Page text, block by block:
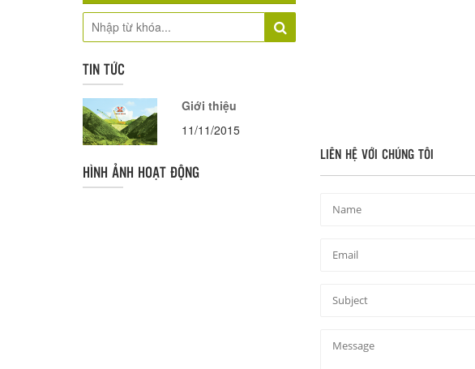
TIN TỨC
Giới thiệu
11/11/2015
HÌNH ẢNH HOẠT ĐỘNG
LIÊN HỆ VỚI CHÚNG TÔI